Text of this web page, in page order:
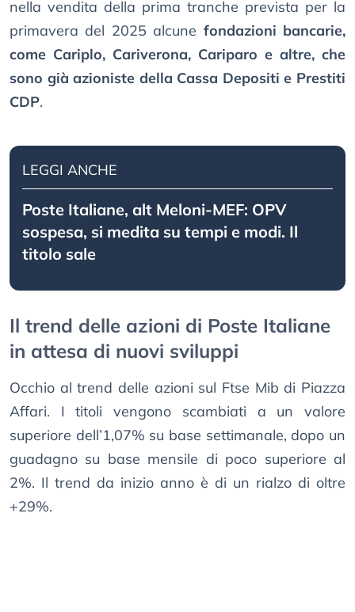
nella vendita della prima tranche prevista per la
primavera del 2025 alcune fondazioni bancarie,
come Cariplo, Cariverona, Cariparo e altre, che
sono già azioniste della Cassa Depositi e Prestiti
CDP.
LEGGI ANCHE
Poste Italiane, alt Meloni-MEF: OPV
sospesa, si medita su tempi e modi. Il
titolo sale
Il trend delle azioni di Poste Italiane
in attesa di nuovi sviluppi
Occhio al trend delle azioni sul Ftse Mib di Piazza
Affari. I titoli vengono scambiati a un valore
superiore dell’1,07% su base settimanale, dopo un
guadagno su base mensile di poco superiore al
2%. Il trend da inizio anno è di un rialzo di oltre
+29%.